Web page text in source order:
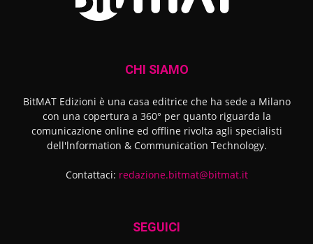
CHI SIAMO
BitMAT Edizioni è una casa editrice che ha sede a Milano
con una copertura a 360° per quanto riguarda la
comunicazione online ed offline rivolta agli specialisti
dell'lnformation & Communication Technology.
Contattaci: redazione.bitmat@bitmat.it
SEGUICI